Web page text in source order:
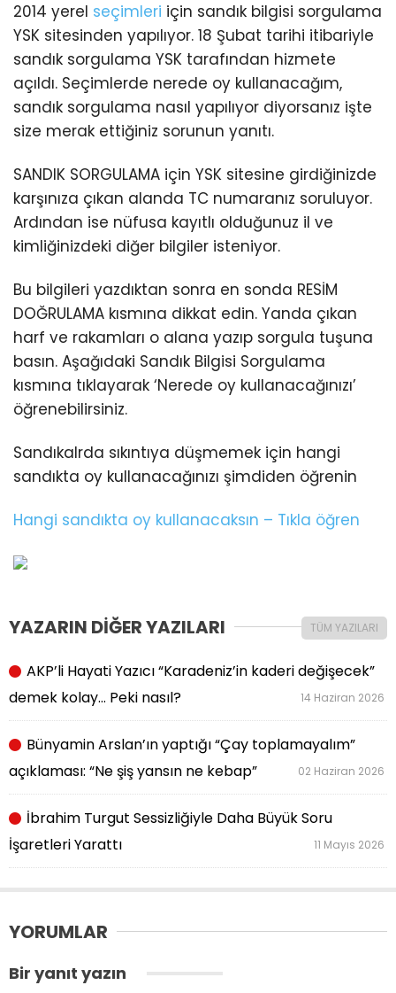
2014 yerel seçimleri için sandık bilgisi sorgulama
YSK sitesinden yapılıyor. 18 Şubat tarihi itibariyle
sandık sorgulama YSK tarafından hizmete
açıldı. Seçimlerde nerede oy kullanacağım,
sandık sorgulama nasıl yapılıyor diyorsanız işte
size merak ettiğiniz sorunun yanıtı.
SANDIK SORGULAMA için YSK sitesine girdiğinizde
karşınıza çıkan alanda TC numaranız soruluyor.
Ardından ise nüfusa kayıtlı olduğunuz il ve
kimliğinizdeki diğer bilgiler isteniyor.
Bu bilgileri yazdıktan sonra en sonda RESİM
DOĞRULAMA kısmına dikkat edin. Yanda çıkan
harf ve rakamları o alana yazıp sorgula tuşuna
basın. Aşağıdaki Sandık Bilgisi Sorgulama
kısmına tıklayarak ‘Nerede oy kullanacağınızı’
öğrenebilirsiniz.
Sandıkalrda sıkıntıya düşmemek için hangi
sandıkta oy kullanacağınızı şimdiden öğrenin
Hangi sandıkta oy kullanacaksın – Tıkla öğren
YAZARIN DİĞER YAZILARI TÜM YAZILARI
AKP’li Hayati Yazıcı “Karadeniz’in kaderi değişecek”
demek kolay… Peki nasıl?
14 Haziran 2026
Bünyamin Arslan’ın yaptığı “Çay toplamayalım”
açıklaması: “Ne şiş yansın ne kebap”
02 Haziran 2026
İbrahim Turgut Sessizliğiyle Daha Büyük Soru
İşaretleri Yarattı
11 Mayıs 2026
YORUMLAR
Bir yanıt yazın